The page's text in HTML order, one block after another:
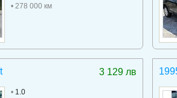
• 278 000 км
3 129 лв
• 1.0